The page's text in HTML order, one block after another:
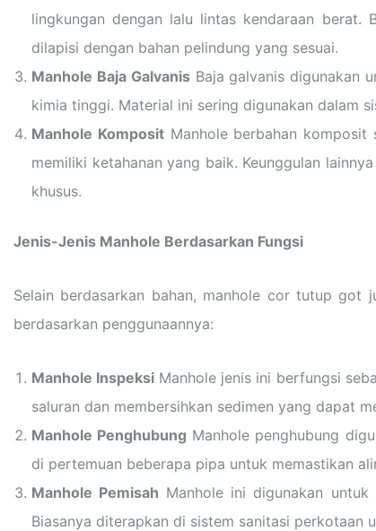
lingkungan dengan lalu lintas kendaraan
dilapisi dengan bahan pelindung yang sesuai.
Manhole Baja GalvanisBaja galvanis digunakan
kimia tinggi. Material ini sering digunakan dalam
Manhole KompositManhole berbahan komposit
memiliki ketahanan yang baik. Keunggulan
khusus.
Jenis-Jenis Manhole Berdasarkan Fungsi
Selain berdasarkan bahan, manhole cor tutup got
berdasarkan penggunaannya:
Manhole Inspeksi Manhole jenis ini berfungsi
saluran dan membersihkan sedimen yang dapat
Manhole Penghubung Manhole penghubung
di pertemuan beberapa pipa untuk memastikan
Manhole Pemisah Manhole ini digunakan
Biasanya diterapkan di sistem sanitasi perkotaan